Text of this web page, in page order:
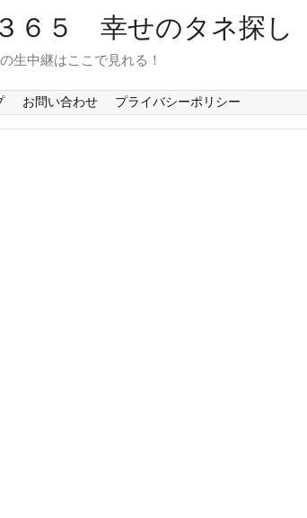
６５ 幸せのタネ探し
生中継はここで見れる！
お問い合わせ プライバシーポリシー